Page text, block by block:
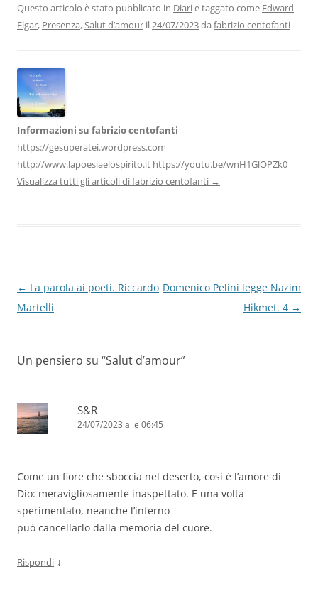
b
o
o
k
dI
n
A
p
a
m
vi
di
Questo articolo è stato pubblicato in Diarie taggato come Edward
Elgar, Presenza,Salut d’amour il24/07/2023da fabrizio centofanti
Informazioni su fabrizio centofanti
https://gesuperatei.wordpress.com
http://www.lapoesiaelospirito.it https://youtu.be/wnH1GlOPZk0
Visualizza tutti gli articoli di fabrizio centofanti →
Navigazione
articolo
← La parola ai poeti. Riccardo
Martelli
Domenico Pelini legge Nazim
Hikmet. 4 →
Un pensiero su “Salut d’amour”
S&R
24/07/2023 alle 06:45
Come un fiore che sboccia nel deserto, così è l’amore di
Dio: meravigliosamente inaspettato. E una volta
sperimentato, neanche l’inferno
può cancellarlo dalla memoria del cuore.
Rispondi ↓